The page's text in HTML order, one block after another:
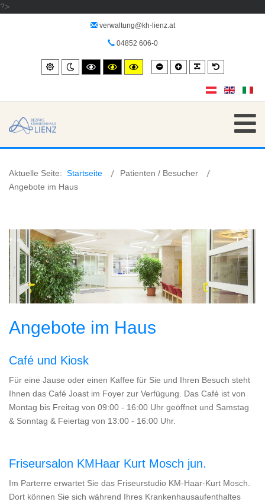
?>
verwaltung@kh-lienz.at
04852 606-0
Standard
Night
mode
High
contrast
High
contrast
High
contrast
Smaller
font
Larger
font
Default
font
Aktuelle Seite: Startseite
Patienten / Besucher
Angebote im Haus
Angebote im Haus
Café und Kiosk
Für eine Jause oder einen Kaffee für Sie und Ihren Besuch steht
Ihnen das Café Joast im Foyer zur Verfügung. Das Café ist von
Montag bis Freitag von 09:00 - 16:00 Uhr geöffnet und Samstag
& Sonntag & Feiertag von 13:00 - 16:00 Uhr.
Friseursalon KMHaar Kurt Mosch jun.
Im Parterre erwartet Sie das Friseurstudio KM-Haar-Kurt Mosch.
Dort können Sie sich während Ihres Krankenhausaufenthaltes